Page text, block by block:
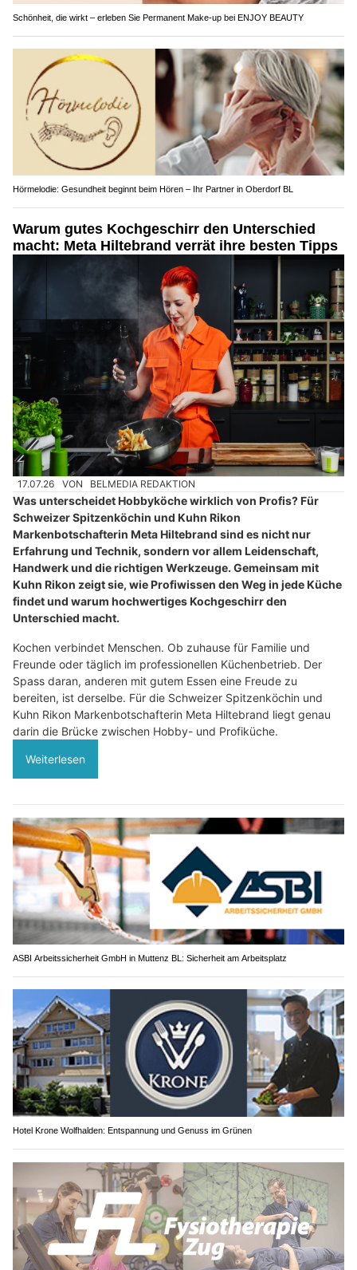
Schönheit, die wirkt – erleben Sie Permanent Make-up bei ENJOY BEAUTY
Hörmelodie: Gesundheit beginnt beim Hören – Ihr Partner in Oberdorf BL
Warum gutes Kochgeschirr den Unterschied
macht: Meta Hiltebrand verrät ihre besten Tipps
17.07.26 VON BELMEDIA REDAKTION
Was unterscheidet Hobbyköche wirklich von Profis? Für
Schweizer Spitzenköchin und Kuhn Rikon
Markenbotschafterin Meta Hiltebrand sind es nicht nur
Erfahrung und Technik, sondern vor allem Leidenschaft,
Handwerk und die richtigen Werkzeuge. Gemeinsam mit
Kuhn Rikon zeigt sie, wie Profiwissen den Weg in jede Küche
findet und warum hochwertiges Kochgeschirr den
Unterschied macht.
Kochen verbindet Menschen. Ob zuhause für Familie und
Freunde oder täglich im professionellen Küchenbetrieb. Der
Spass daran, anderen mit gutem Essen eine Freude zu
bereiten, ist derselbe. Für die Schweizer Spitzenköchin und
Kuhn Rikon Markenbotschafterin Meta Hiltebrand liegt genau
darin die Brücke zwischen Hobby- und Profiküche.
Weiterlesen
ASBI Arbeitssicherheit GmbH in Muttenz BL: Sicherheit am Arbeitsplatz
Hotel Krone Wolfhalden: Entspannung und Genuss im Grünen